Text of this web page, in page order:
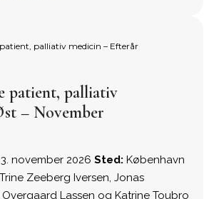
palliativ medicin – Efterår
patient, palliativ
– November
3. november 2026 Sted: København
Trine Zeeberg Iversen, Jonas
Lassen og Katrine Toubro